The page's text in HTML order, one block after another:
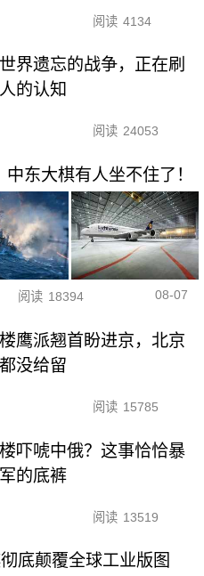
阅读 4134
界遗忘的战争，正在刷
的认知
阅读 24053
东大棋有人坐不住了！
阅读 18394 08-07
鹰派翘首盼进京，北京
没给留
阅读 15785
吓唬中俄？这事恰恰暴
的底裤
阅读 13519
底颠覆全球工业版图